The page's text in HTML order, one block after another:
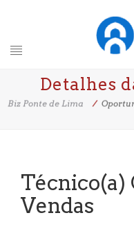
Toggle
navigationDetalhes
Biz Ponte de Lima
Técnico(a)
Vendas